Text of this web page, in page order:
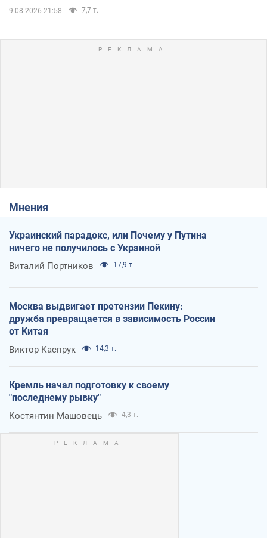
9.08.2026 21:58 7,7 т.
Мнения
Украинский парадокс, или Почему у Путина
ничего не получилось с Украиной
Виталий Портников 17,9 т.
Москва выдвигает претензии Пекину:
дружба превращается в зависимость России
от Китая
Виктор Каспрук 14,3 т.
Кремль начал подготовку к своему
"последнему рывку"
Костянтин Машовець 4,3 т.